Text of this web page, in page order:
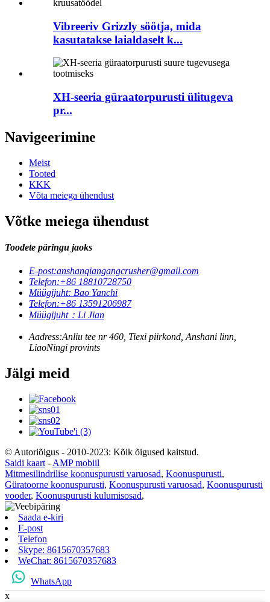
Vibreeriv Grizzly söötja, mida
kasutatakse laialdaselt k...
XH-seeria güraatorpurusti ülitugeva
pr...
Navigeerimine
Meist
Tooted
KKK
Võta meiega ühendust
Võtke meiega ühendust
Toodete päringu jaoks
E-post:anshanqiangangcrusher@gmail.com
Telefon:+86 18810728750
Müügijuht: Bao Yanchi
Telefon:+86 13591206987
Müügijuht：Li Jian
Aadress:Anliu tee nr 460, Tiexi piirkond, Anshani linn,
LiaoNingi provints
Jälgi meid
© Autoriõigus - 2010-2023: Kõik õigused kaitstud.
Saidi kaart - AMP mobiil
Mitmesilindrilise koonuspurusti varuosad, Koonuspurusti,
Güratoorne koonuspurusti, Koonuspurusti varuosad, Koonuspurusti
vooder, Koonuspurusti kulumisosad,
Saada e-kiri
E-post
Telefon
Skype: 8615670357683
WeChat: 8615670357683
WhatsApp
x